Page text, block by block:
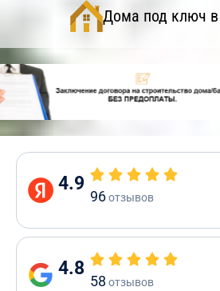
Дома под ключ
4.9
96отзывов
4.8
58 отзывов